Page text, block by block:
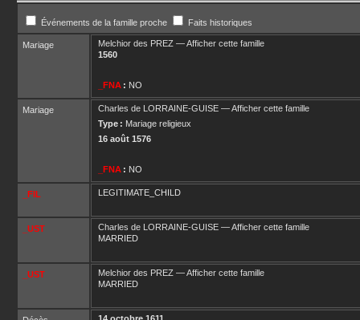
Événements de la famille proche Faits historiques
Mariage Melchior des PREZ —Afficher cette famille
1560
_FNA : NO
Mariage Charles de LORRAINE-GUISE —Afficher cette famille
Type : Mariage religieux
16 août 1576
_FNA : NO
_FIL LEGITIMATE_CHILD
_UST Charles de LORRAINE-GUISE —Afficher cette famille
MARRIED
_UST Melchior des PREZ —Afficher cette famille
MARRIED